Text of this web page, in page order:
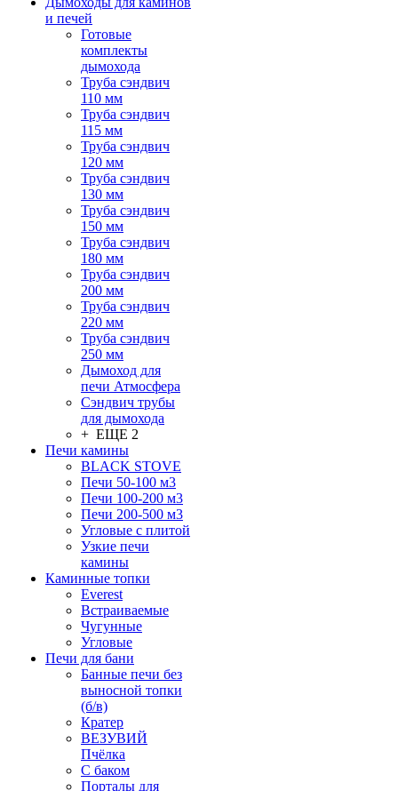
и печей
Готовые
комплекты
дымохода
Труба сэндвич
110 мм
Труба сэндвич
115 мм
Труба сэндвич
120 мм
Труба сэндвич
130 мм
Труба сэндвич
150 мм
Труба сэндвич
180 мм
Труба сэндвич
200 мм
Труба сэндвич
220 мм
Труба сэндвич
250 мм
Дымоход для
печи Атмосфера
Сэндвич трубы
для дымохода
+ ЕЩЕ 2
Печи камины
BLACK STOVE
Печи 50-100 м3
Печи 100-200 м3
Печи 200-500 м3
Угловые с плитой
Узкие печи
камины
Каминные топки
Everest
Встраиваемые
Чугунные
Угловые
Печи для бани
Банные печи без
выносной топки
(б/в)
Кратер
ВЕЗУВИЙ
Пчёлка
С баком
Порталы для